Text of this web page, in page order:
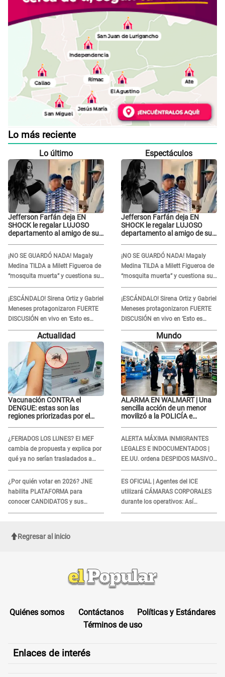
Lo más reciente
Lo último
Jefferson Farfán deja EN
SHOCK le regalar LUJOSO
departamento al amigo de su
¡NO SE GUARDÓ NADA! Magaly
Medina TILDA a Milett Figueroa de
“mosquita muerta” y cuestiona su
RECONCILIACIÓN con Marcelo
Tinelli en TV argentina
¡ESCÁNDALO! Sirena Ortiz y Gabriel
Meneses protagonizaron FUERTE
DISCUSIÓN en vivo en ‘Esto es
Guerra’: “Ya no quiero...”
Espectáculos
Jefferson Farfán deja EN
SHOCK le regalar LUJOSO
departamento al amigo de su
¡NO SE GUARDÓ NADA! Magaly
Medina TILDA a Milett Figueroa de
“mosquita muerta” y cuestiona su
RECONCILIACIÓN con Marcelo
Tinelli en TV argentina
¡ESCÁNDALO! Sirena Ortiz y Gabriel
Meneses protagonizaron FUERTE
DISCUSIÓN en vivo en ‘Esto es
Guerra’: “Ya no quiero...”
Actualidad
Vacunación CONTRA el
DENGUE: estas son las
regiones priorizadas por el
¿FERIADOS LOS LUNES? El MEF
cambia de propuesta y explica por
qué ya no serían trasladados a
viernes
¿Por quién votar en 2026? JNE
habilita PLATAFORMA para
conocer CANDIDATOS y sus
propuestas
Mundo
ALARMA EN WALMART | Una
sencilla acción de un menor
movilizó a la POLICÍA e
ALERTA MÁXIMA INMIGRANTES
LEGALES E INDOCUMENTADOS |
EE.UU. ordena DESPIDOS MASIVOS
y DEPORTACIONES a estos
extranjeros
ES OFICIAL | Agentes del ICE
utilizará CÁMARAS CORPORALES
durante los operativos: Así
afectará a inmigrantes
Regresar al inicio
Quiénes somos Contáctanos
Políticas y Estándares
Términos de uso
Enlaces de interés